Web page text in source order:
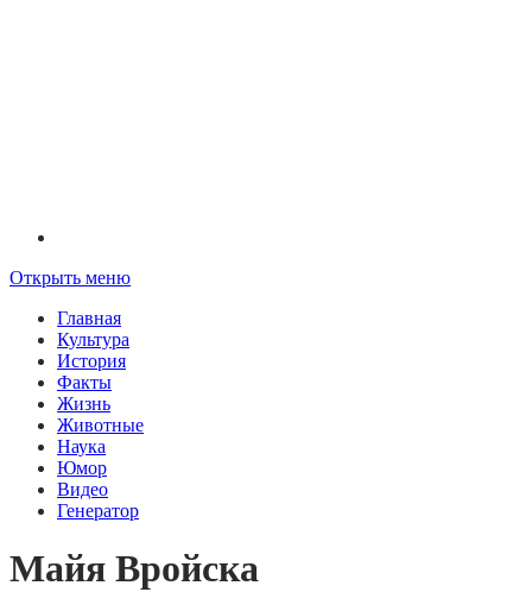
Открыть меню
Главная
Культура
История
Факты
Жизнь
Животные
Наука
Юмор
Видео
Генератор
Майя Вройска